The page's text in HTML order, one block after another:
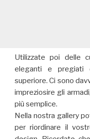
Utilizzate poi delle
eleganti e pregiati
superiore. Ci sono
impreziosire gli
più semplice.
Nella nostra gallery
per riordinare il